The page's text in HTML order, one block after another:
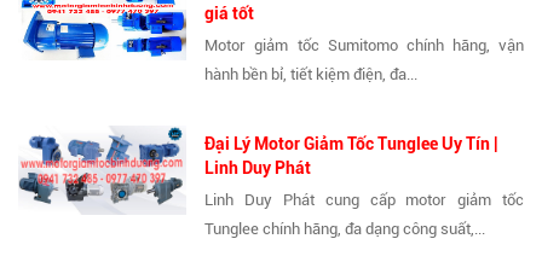
giá tốt
Motor giảm tốc Sumitomo chính hãng, vận
hành bền bỉ, tiết kiệm điện, đa...
Đại Lý Motor Giảm Tốc Tunglee Uy Tín |
Linh Duy Phát
Linh Duy Phát cung cấp motor giảm tốc
Tunglee chính hãng, đa dạng công suất,...